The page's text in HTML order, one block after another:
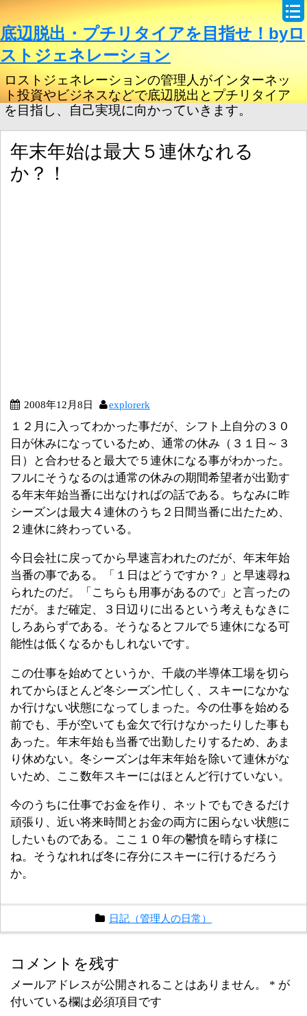
底辺脱出・プチリタイアを目指せ！byロ
ストジェネレーション
ロストジェネレーションの管理人がインターネッ
ト投資やビジネスなどで底辺脱出とプチリタイア
を目指し、自己実現に向かっていきます。
年末年始は最大５連休なれる
か？！
2008年12月8日 explorerk
１２月に入ってわかった事だが、シフト上自分の３０
日が休みになっているため、通常の休み（３１日～３
日）と合わせると最大で５連休になる事がわかった。
フルにそうなるのは通常の休みの期間希望者が出勤す
る年末年始当番に出なければの話である。ちなみに昨
シーズンは最大４連休のうち２日間当番に出たため、
２連休に終わっている。
今日会社に戻ってから早速言われたのだが、年末年始
当番の事である。「１日はどうですか？」と早速尋ね
られたのだ。「こちらも用事があるので」と言ったの
だが。まだ確定、３日辺りに出るという考えもなきに
しろあらずである。そうなるとフルで５連休になる可
能性は低くなるかもしれないです。
この仕事を始めてというか、千歳の半導体工場を切ら
れてからほとんど冬シーズン忙しく、スキーになかな
か行けない状態になってしまった。今の仕事を始める
前でも、手が空いても金欠で行けなかったりした事も
あった。年末年始も当番で出勤したりするため、あま
り休めない。冬シーズンは年末年始を除いて連休がな
いため、ここ数年スキーにはほとんど行けていない。
今のうちに仕事でお金を作り、ネットでもできるだけ
頑張り、近い将来時間とお金の両方に困らない状態に
したいものである。ここ１０年の鬱憤を晴らす様に
ね。そうなれれば冬に存分にスキーに行けるだろう
か。
日記（管理人の日常）
コメントを残す
メールアドレスが公開されることはありません。 * が
付いている欄は必須項目です